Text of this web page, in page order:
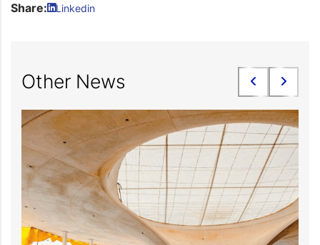
Share: Linkedin
Other News